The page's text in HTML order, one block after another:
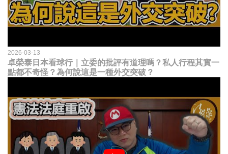
2026-03-13
卓榮泰日本看球行｜立委的批評有道理嗎？私人行程其實一
點都不奇怪？為何說這是一種外交突破？